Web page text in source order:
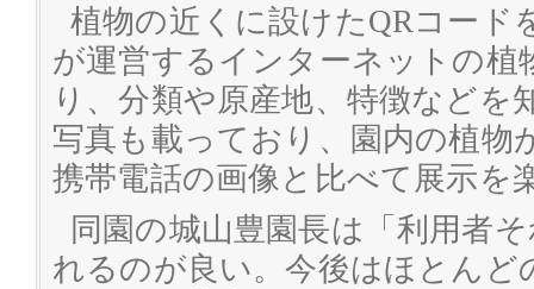
植物の近くに設けたQRコード
が運営するインターネットの植
り、分類や原産地、特徴などを
写真も載っており、園内の植物
携帯電話の画像と比べて展示を
同園の城山豊園長は「利用者
れるのが良い。今後はほとんど